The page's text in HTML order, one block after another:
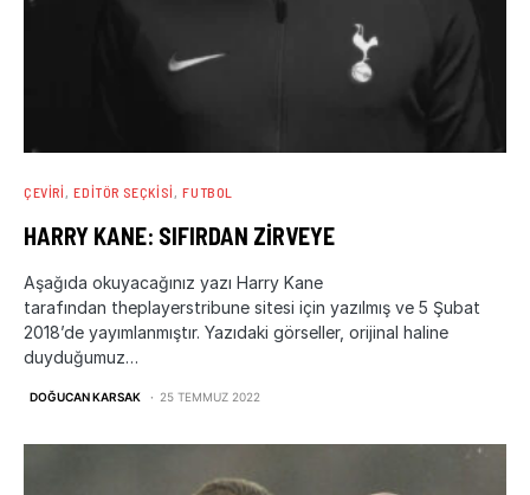
ÇEVIRI EDITÖR SEÇKISI FUTBOL
HARRY KANE: SIFIRDAN ZIRVEYE
Aşağıda okuyacağınız yazı Harry Kane
tarafından theplayerstribune sitesi için yazılmış ve 5 Şubat
2018’de yayımlanmıştır. Yazıdaki görseller, orijinal haline
duyduğumuz…
DOĞUCAN KARSAK 25 TEMMUZ 2022